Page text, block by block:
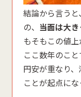
結論から言う
の、 当面は大
もそもこの値上
ここ数年のこ
円安が重なり
ことが起点にな